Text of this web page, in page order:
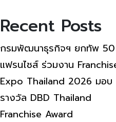
Recent Posts
กรมพัฒนาธุรกิจฯ ยกทัพ 50
แฟรนไชส์ ร่วมงาน
Expo Thailand 2026 มอบ
รางวัล DBD Thailand
Franchise Award